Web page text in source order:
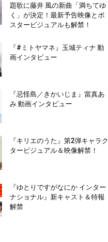
題歌に藤井 風の新曲「満ちてゆ
く」が決定！最新予告映像とポ
スタービジュアルも解禁！
『#ミトヤマネ』玉城ティナ 動
画インタビュー
『忌怪島／きかいじま』當真あ
み 動画インタビュー
『キリエのうた』第2弾キャラク
タービジュアル＆映像解禁！
『ゆとりですがなにか インター
ナショナル』新キャスト＆特報
解禁